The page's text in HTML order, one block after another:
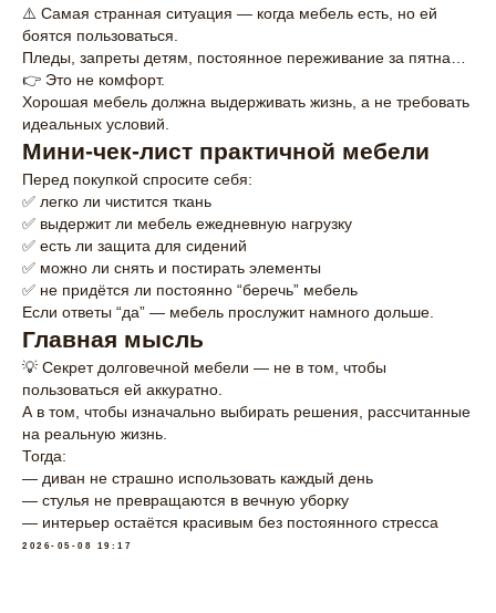
⚠️ Самая странная ситуация — когда мебель есть, но ей
боятся пользоваться.
Пледы, запреты детям, постоянное переживание за пятна…
👉 Это не комфорт.
Хорошая мебель должна выдерживать жизнь, а не требовать
идеальных условий.
Мини-чек-лист практичной мебели
Перед покупкой спросите себя:
✅ легко ли чистится ткань
✅ выдержит ли мебель ежедневную нагрузку
✅ есть ли защита для сидений
✅ можно ли снять и постирать элементы
✅ не придётся ли постоянно “беречь” мебель
Если ответы “да” — мебель прослужит намного дольше.
Главная мысль
💡 Секрет долговечной мебели — не в том, чтобы
пользоваться ей аккуратно.
А в том, чтобы изначально выбирать решения, рассчитанные
на реальную жизнь.
Тогда:
— диван не страшно использовать каждый день
— стулья не превращаются в вечную уборку
— интерьер остаётся красивым без постоянного стресса
2026-05-08 19:17